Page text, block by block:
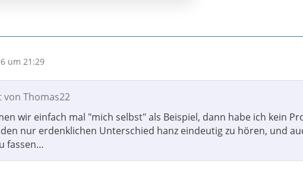
um 21:29
von Thomas22
wir einfach mal "mich selbst" als Beispiel, dann habe ich kein
nur erdenklichen Unterschied hanz eindeutig zu hören, und
fassen…